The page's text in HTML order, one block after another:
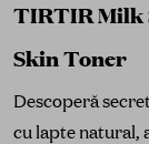
TIRTIR Milk
Skin Toner
Descoperă
cu lapte natural,